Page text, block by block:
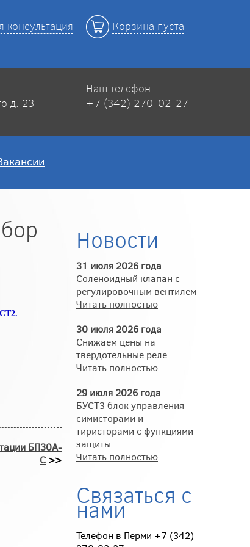
консультация Корзина пуста
д. 23
Наш телефон:
+7 (342) 270-02-27
.
БП30А-
С>>
Новости
31 июля 2026 года
Соленоидный клапан с
регулировочным вентилем
Читать полностью
30 июля 2026 года
Снижаем цены на
твердотельные реле
Читать полностью
29 июля 2026 года
БУСТ3 блок управления
симисторами и
тиристорами с функциями
защиты
Читать полностью
Связаться с
нами
Телефон в Перми +7 (342)